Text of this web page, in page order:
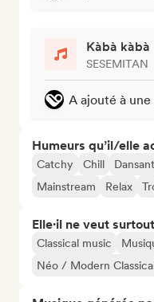
Kàbà kàbà
SESEMITAN
A ajouté à
Humeurs qu’il/elle
Catchy Chill Dansant
Mainstream
Relax
Elle·il ne veut
Classical music
Néo / Modern